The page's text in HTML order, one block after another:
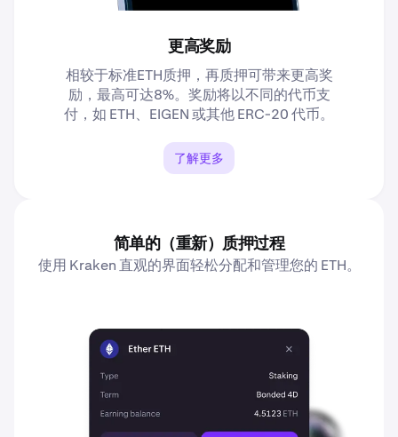
更高奖励
相较于标准ETH质押，再质押可带来更高奖
励，最高可达8%。奖励将以不同的代币支
付，如 ETH、EIGEN 或其他 ERC-20 代币。
了解更多
简单的（重新）质押过程
使用 Kraken 直观的界面轻松分配和管理您的 ETH。